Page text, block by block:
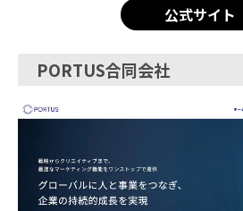
公式サイト
PORTUS合同会社